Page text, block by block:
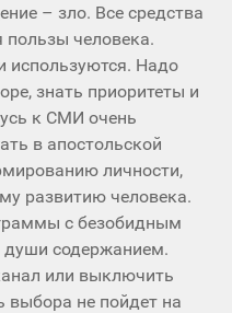
– зло. Все средства
человека.
используются. Надо
знать приоритеты и
к СМИ очень
в апостольской
личности,
развитию человека.
с безобидным
содержанием.
или выключить
выбора не пойдет на